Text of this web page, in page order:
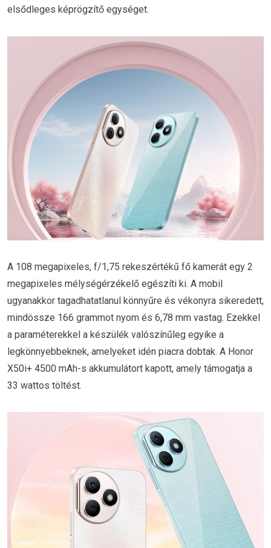
elsődleges képrögzítő egységet.
A 108 megapixeles, f/1,75 rekeszértékű fő kamerát egy 2
megapixeles mélységérzékelő egészíti ki. A mobil
ugyanakkor tagadhatatlanul könnyűre és vékonyra sikeredett,
mindössze 166 grammot nyom és 6,78 mm vastag. Ezekkel
a paraméterekkel a készülék valószínűleg egyike a
legkönnyebbeknek, amelyeket idén piacra dobtak. A Honor
X50i+ 4500 mAh-s akkumulátort kapott, amely támogatja a
33 wattos töltést.